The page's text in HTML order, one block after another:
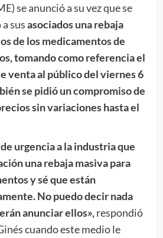
se anunció a su vez que se
susasociados una rebaja
de los medicamentos de
tomando como referencia el
venta al público del viernes 6
se pidió un compromiso de
sin variaciones hasta el
urgencia a la industria que
una rebaja masiva para
y sé que están
No puedo decir nada
anunciar ellos»,respondió
cuando este medio le